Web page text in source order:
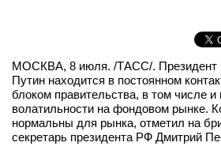
Lifestyle
Мероприятия
Новости
МОСКВА, 8 июля. /ТАСС/. Президент
Путин находится в постоянном
блоком правительства, в том числе и
волатильности на фондовом рынке.
нормальны для рынка, отметил на
секретарь президента РФ Дмитрий